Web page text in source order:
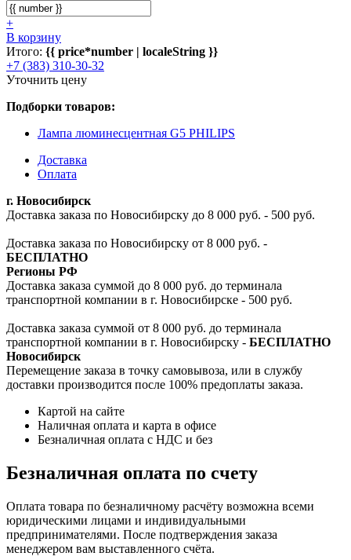
+
В корзину
Итого: {{ price*number | localeString }}
+7 (383) 310-30-32
Уточнить цену
Подборки товаров:
Лампа люминесцентная G5 PHILIPS
Доставка
Оплата
г. Новосибирск
Доставка заказа по Новосибирску до 8 000 руб. - 500 руб.
Доставка заказа по Новосибирску от 8 000 руб. -
БЕСПЛАТНО
Регионы РФ
Доставка заказа суммой до 8 000 руб. до терминала
транспортной компании в г. Новосибирске - 500 руб.
Доставка заказа суммой от 8 000 руб. до терминала
транспортной компании в г. Новосибирску - БЕСПЛАТНО
Новосибирск
Перемещение заказа в точку самовывоза, или в службу
доставки производится после 100% предоплаты заказа.
Картой на сайте
Наличная оплата и карта в офисе
Безналичная оплата с НДС и без
Безналичная оплата по счету
Оплата товара по безналичному расчёту возможна всеми
юридическими лицами и индивидуальными
предпринимателями. После подтверждения заказа
менеджером вам выставленного счёта.